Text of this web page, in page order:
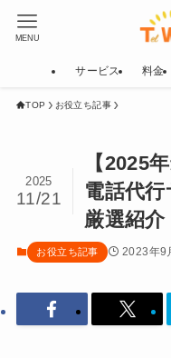
MENU
サービス 料金
TOP お役立ち記事
【2025
電話代
厳選紹介
2025
11/21
お役立ち記事 2023年9